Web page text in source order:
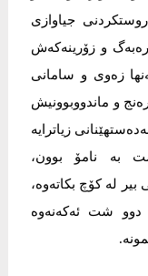
جیاوازی
و زۆرینەکەش
زەوی و سامانی
و ماندووبوونیش
زیاترایە
بە نامۆ بوون،
لە کۆچ بکاتەوە،
دوو شت ئەکەنەوە